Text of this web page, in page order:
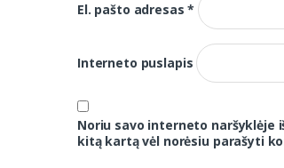
El. pašto adresas*
Interneto puslapis
Noriu savo interneto naršyklėje
kitą kartą vėl norėsiu parašyti